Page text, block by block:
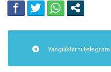
Yangiliklarni telegram